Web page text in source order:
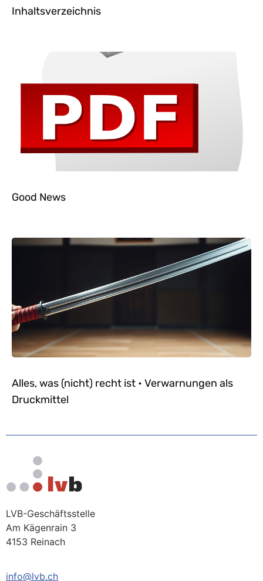
Inhaltsverzeichnis
Good News
Alles, was (nicht) recht ist • Verwarnungen als
Druckmittel
LVB-Geschäftsstelle
Am Kägenrain 3
4153 Reinach
info@lvb.ch